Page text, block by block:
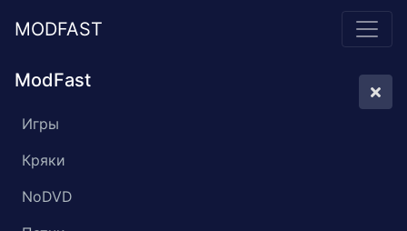
MODFAST
ModFast
Игры
Кряки
NoDVD